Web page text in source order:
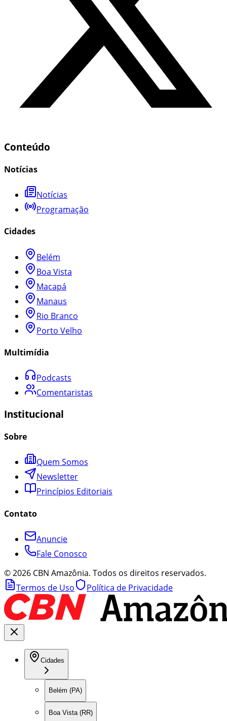
Conteúdo
Notícias
Notícias
Programação
Cidades
Belém
Boa Vista
Macapá
Manaus
Rio Branco
Porto Velho
Multimídia
Podcasts
Comentaristas
Institucional
Sobre
Quem Somos
Newsletter
Princípios Editoriais
Contato
Anuncie
Fale Conosco
©2026 CBN Amazônia. Todos os direitos reservados.
Termos de Uso
Política de Privacidade
Cidades
Belém (PA)
Boa Vista (RR)